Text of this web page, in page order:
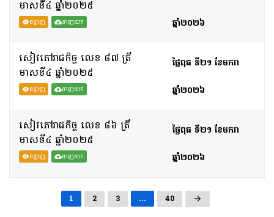
មាសទី៤​ ឆ្នាំ២០២៥
បង្ហាញ ទាញយក
ឆ្នាំ២០២៦
សៀវភៅរាជកិច្ច លេខ ៨៧ ត្រី
មាសទី៤​ ឆ្នាំ២០២៥
បង្ហាញ ទាញយក
ថ្ងៃពុធ ទី២១ ខែមករា
ឆ្នាំ២០២៦
សៀវភៅរាជកិច្ច លេខ ៨៦ ត្រី
មាសទី៤​ ឆ្នាំ២០២៥
បង្ហាញ ទាញយក
ថ្ងៃពុធ ទី២១ ខែមករា
ឆ្នាំ២០២៦
1 2 3 … 40